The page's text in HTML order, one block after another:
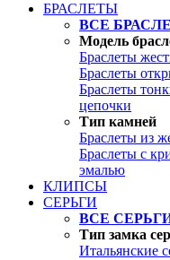
БРАСЛЕТЫ
ВСЕ
Модель
Браслеты
Браслеты
Браслеты
цепочки
Тип камней
Браслеты из
Браслеты с
эмалью
КЛИПСЫ
СЕРЬГИ
ВСЕ
Тип замка
Итальянские